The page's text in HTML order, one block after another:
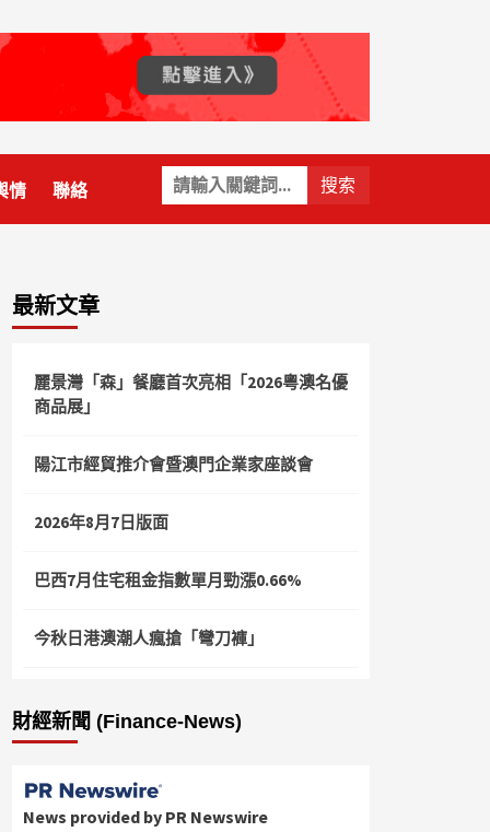
關
鍵
字:
情 聯絡
最新文章
麗景灣「森」餐廳首次亮相「2026粵澳名優
商品展」
陽江市經貿推介會暨澳門企業家座談會
2026年8月7日版面
巴西7月住宅租金指數單月勁漲0.66%
今秋日港澳潮人瘋搶「彎刀褲」
財經新聞 (Finance-News)
News provided by PR Newswire